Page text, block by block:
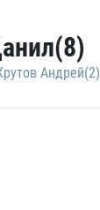
Андрей(2)